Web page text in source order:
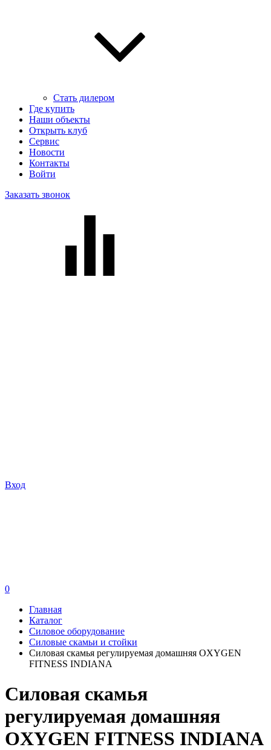
Стать дилером
Где купить
Наши объекты
Открыть клуб
Сервис
Новости
Контакты
Войти
Заказать звонок
Вход
0
Главная
Каталог
Силовое оборудование
Силовые скамьи и стойки
Силовая скамья регулируемая домашняя OXYGEN
FITNESS INDIANA
Силовая скамья
регулируемая домашняя
OXYGEN FITNESS INDIANA